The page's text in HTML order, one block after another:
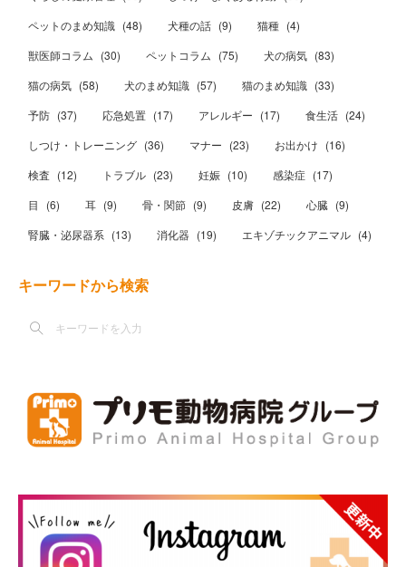
ペットのまめ知識 (48) 犬種の話 (9) 猫種 (4)
獣医師コラム (30) ペットコラム (75) 犬の病気 (83)
猫の病気 (58) 犬のまめ知識 (57) 猫のまめ知識 (33)
予防 (37) 応急処置 (17) アレルギー (17) 食生活 (24)
しつけ・トレーニング (36) マナー (23) お出かけ (16)
検査 (12) トラブル (23) 妊娠 (10) 感染症 (17)
目
(6) 耳 (9) 骨・関節 (9) 皮膚 (22) 心臓 (9)
腎臓・泌尿器系 (13) 消化器 (19) エキゾチックアニマル (4)
キーワードから検索